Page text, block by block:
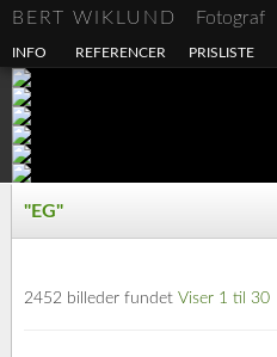
BERT WIKLUND Fotograf
INFO REFERENCER PRISLISTE
"EG"
2452 billeder fundet Viser 1 til 30